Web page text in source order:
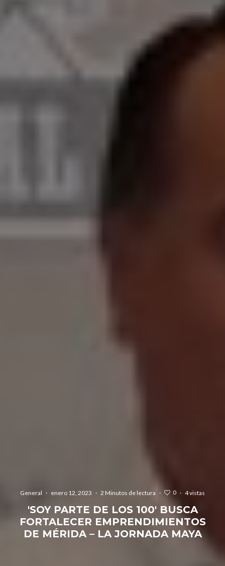
General · enero 12, 2023 · 2 Minutos de lectura · 0 · 4 vistas
'SOY PARTE DE LOS 100' BUSCA
FORTALECER EMPRENDIMIENTOS
DE MÉRIDA – LA JORNADA MAYA